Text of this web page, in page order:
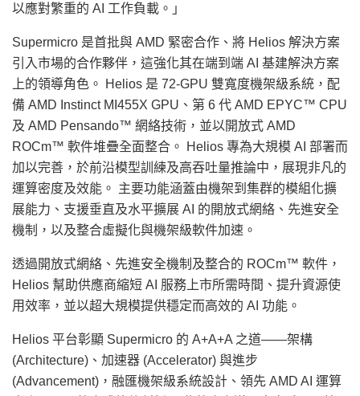
以應對繁重的 AI 工作負載。」
Supermicro 是首批與 AMD 緊密合作、將 Helios 解決方案
引入市場的合作夥伴，這強化其在端到端 AI 基建解決方案
上的領導角色。 Helios 是 72-GPU 雙寬度機架級系統，配
備 AMD Instinct MI455X GPU、第 6 代 AMD EPYC™ CPU
及 AMD Pensando™ 網絡技術，並以開放式 AMD
ROCm™ 軟件堆疊全面整合。 Helios 專為大規模 AI 部署而
加以完善，於前沿模型訓練及高吞吐量推論中，展現非凡的
運算密度及效能。 主要功能涵蓋由機架到集群的模組化擴
展能力、支援垂直及水平擴展 AI 的開放式網絡、先進安全
機制，以及整合虛擬化與機架級軟件加速。
透過開放式網絡、先進安全機制及整合的 ROCm™ 軟件，
Helios 幫助供應商縮短 AI 服務上市所需時間、提升資源使
用效率，並以超大規模提供穩定而高效的 AI 功能。
Helios 平台彰顯 Supermicro 的 A+A+A 之道——架構
(Architecture)、加速器 (Accelerator) 與進步
(Advancement)，融匯機架級系統設計、領先 AMD AI 運算